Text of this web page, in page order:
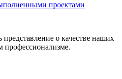
проектами
о качестве наших
профессионализме.